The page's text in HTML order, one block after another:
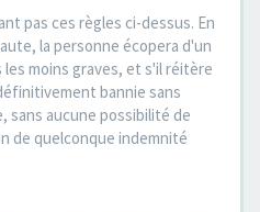
pas ces règles ci-dessus. En
la personne écopera d'un
moins graves, et s'il réitère
bannie sans
sans aucune possibilité de
de quelconque indemnité